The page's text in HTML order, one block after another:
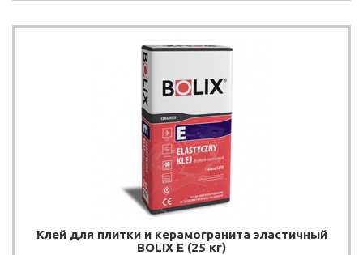
Клей для плитки и керамогранита эластичный
BOLIX E (25 кг)